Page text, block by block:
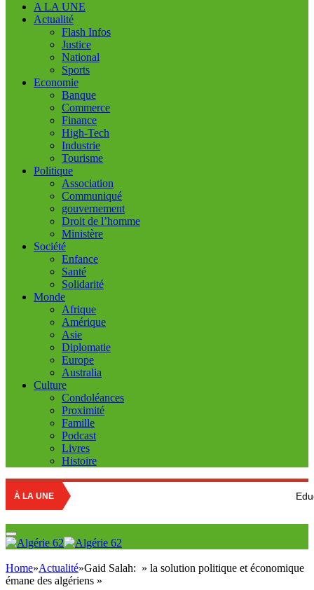
A LA UNE
Actualité
Flash Infos
Justice
National
Sports
Economie
Banque
Commerce
Finance
High-Tech
Industrie
Tourisme
Politique
Association
Communiqué
gouvernement
Droit de l’homme
Ministère
Société
Enfance
Santé
Solidarité
Monde
Afrique
Amérique
Asie
Diplomatie
Europe
Australia
Culture
Condoléances
Proximité
Famille
Podcast
Livres
Histoire
À LA UNE Education
Home»Actualité»Gaid Salah: » la solution politique et économique
émane des algériens »